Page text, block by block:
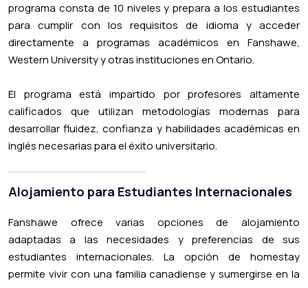
programa consta de 10 niveles y prepara a los estudiantes
para cumplir con los requisitos de idioma y acceder
directamente a programas académicos en Fanshawe,
Western University y otras instituciones en Ontario.
El programa está impartido por profesores altamente
calificados que utilizan metodologías modernas para
desarrollar fluidez, confianza y habilidades académicas en
inglés necesarias para el éxito universitario.
Alojamiento para Estudiantes Internacionales
Fanshawe ofrece varias opciones de alojamiento
adaptadas a las necesidades y preferencias de sus
estudiantes internacionales. La opción de homestay
permite vivir con una familia canadiense y sumergirse en la